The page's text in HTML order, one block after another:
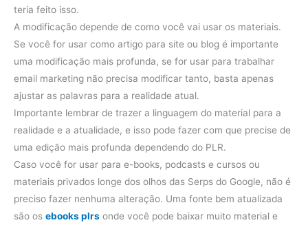
teria feito isso.
A modificação depende de como você vai usar os materiais.
Se você for usar como artigo para site ou blog é importante
uma modificação mais profunda, se for usar para trabalhar
email marketing não precisa modificar tanto, basta apenas
ajustar as palavras para a realidade atual.
Importante lembrar de trazer a linguagem do material para a
realidade e a atualidade, e isso pode fazer com que precise de
uma edição mais profunda dependendo do PLR.
Caso você for usar para e-books, podcasts e cursos ou
materiais privados longe dos olhos das Serps do Google, não é
preciso fazer nenhuma alteração. Uma fonte bem atualizada
são os ebooks plrs onde você pode baixar muito material e